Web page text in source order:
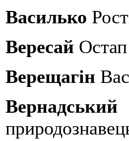
Василько
Вересай
Верещагін
Вернадський